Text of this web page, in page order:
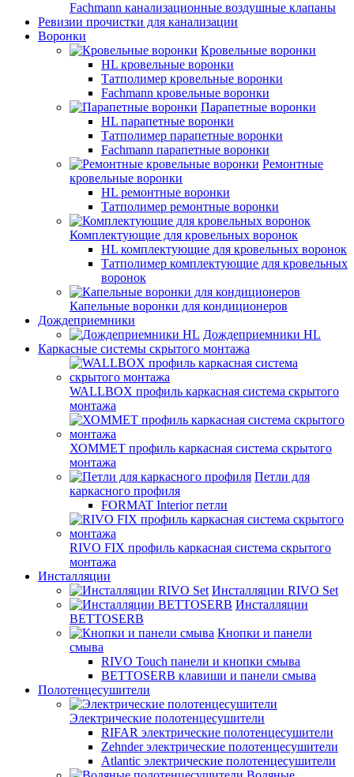
Fachmann канализационные воздушные клапаны
Ревизии прочистки для канализации
Воронки
Кровельные воронки
HL кровельные воронки
Татполимер кровельные воронки
Fachmann кровельные воронки
Парапетные воронки
HL парапетные воронки
Татполимер парапетные воронки
Fachmann парапетные воронки
Ремонтные
кровельные воронки
HL ремонтные воронки
Татполимер ремонтные воронки
Комплектующие для кровельных воронок
HL комплектующие для кровельных воронок
Татполимер комплектующие для кровельных
воронок
Капельные воронки для кондиционеров
Дождеприемники
Дождеприемники HL
Каркасные системы скрытого монтажа
WALLBOX профиль каркасная система скрытого
монтажа
ХОММЕТ профиль каркасная система скрытого
монтажа
Петли для
каркасного профиля
FORMAT Interior петли
RIVO FIX профиль каркасная система скрытого
монтажа
Инсталляции
Инсталляции RIVO Set
Инсталляции
BETTOSERB
Кнопки и панели
смыва
RIVO Touch панели и кнопки смыва
BETTOSERB клавиши и панели смыва
Полотенцесушители
Электрические полотенцесушители
RIFAR электрические полотенцесушители
Zehnder электрические полотенцесушители
Atlantic электрические полотенцесушители